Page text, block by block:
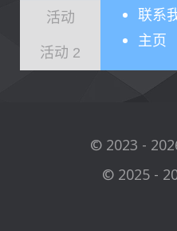
活动
活动 2
联系
主页
© 2023 -
© 2025 -